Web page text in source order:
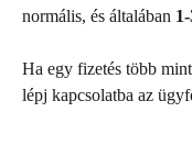
normális, és általában
Ha egy fizetés több
lépj kapcsolatba az